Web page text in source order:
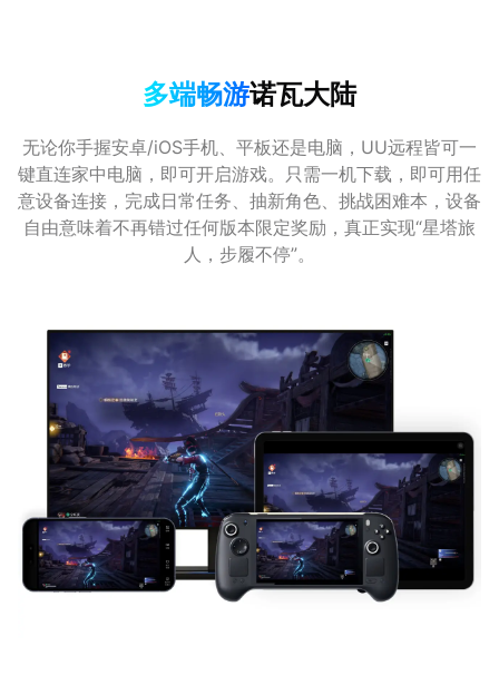
多端畅游诺瓦大陆
无论你手握安卓/iOS手机、平板还是电脑，UU远程皆可一
键直连家中电脑，即可开启游戏。只需一机下载，即可用任
意设备连接，完成日常任务、抽新角色、挑战困难本，设备
自由意味着不再错过任何版本限定奖励，真正实现“星塔旅
人，步履不停”。